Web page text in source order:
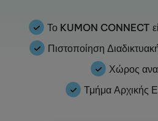
Το KUMON CONNECT
Πιστοποίηση
Χώρος
Τμήμα Αρχικής